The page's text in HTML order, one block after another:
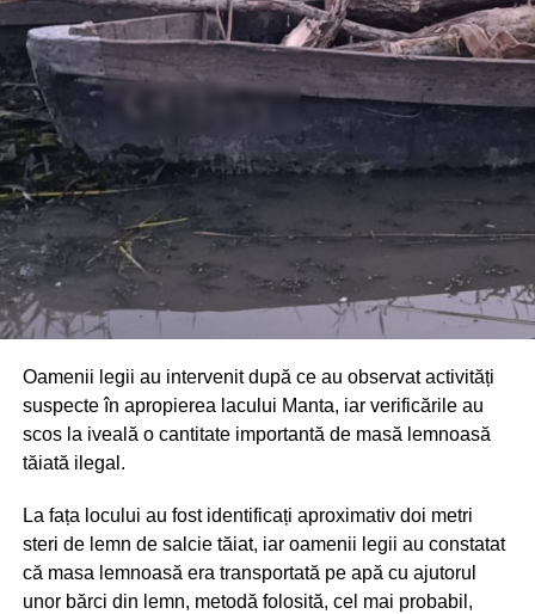
Oamenii legii au intervenit după ce au observat activități
suspecte în apropierea lacului Manta, iar verificările au
scos la iveală o cantitate importantă de masă lemnoasă
tăiată ilegal.
La fața locului au fost identificați aproximativ doi metri
steri de lemn de salcie tăiat, iar oamenii legii au constatat
că masa lemnoasă era transportată pe apă cu ajutorul
unor bărci din lemn, metodă folosită, cel mai probabil,